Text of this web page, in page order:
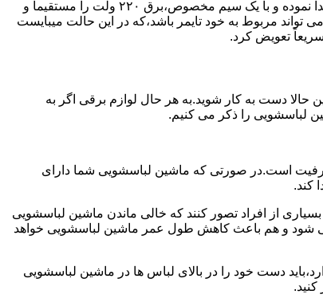
مشکل ۷:ﻫﯿﺘﺮ لباسشویی آب را ﮔﺮم نمیکند.نحوه رﻓﻊ:ﻫﻤﺎﻧﻨﺪ ﮔﺬﺷﺘﻪ بهمنظور اﻓﺰاﯾﺶ ﺳﺮﻋﺖ ﻋﻤﻞ در مشکلیابی،بهتر است سیمهای راﺑﻂ ﻫﯿﺘﺮ را ﺟﺪا ﻧﻤﻮده و ﺑﺎ ﯾﮏ ﺳﯿﻢ ﻣﺨﺼﻮص،برق ۲۲۰ ولت را مستقیماً و
می تواند مربوط به ﺧﻮد ﺗﺎﯾﻤﺮ باشد،ﮐﻪ در این حالت میبایست
ﺗﻌﻮﯾﺾ کرد.
حالا دست به کار شوید.به هر حال لوازم برقی اگر به
ظرفیت است.در صورتی که ماشین لباسشویی شما دارای
از افراد تصور کنند که خالی ماندن ماشین لباسشویی
شود و هم باعث کاهش طول عمر ماشین لباسشویی خواهد
دست خود را در بالای لباس ها در ماشین لباسشویی